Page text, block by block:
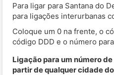
Para ligar para Santana do
para ligações interurbanas
Coloque um 0 na frente, o
código DDD e o número
Ligação para um número
partir de qualquer cidade